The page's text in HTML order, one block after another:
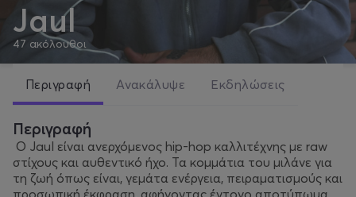
Jaul
47 ακόλουθοι
Περιγραφή Ανακάλυψε Εκδηλώσεις
Περιγραφή
Ο Jaul είναι ανερχόμενος hip‑hop καλλιτέχνης με raw
στίχους και αυθεντικό ήχο. Τα κομμάτια του μιλάνε για
τη ζωή όπως είναι, γεμάτα ενέργεια, πειραματισμούς και
προσωπική έκφραση, αφήνοντας έντονο αποτύπωμα